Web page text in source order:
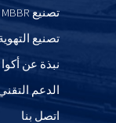
تصنيع MBBR
تصنيع
نبذة عن
الدعم
اتصل بنا